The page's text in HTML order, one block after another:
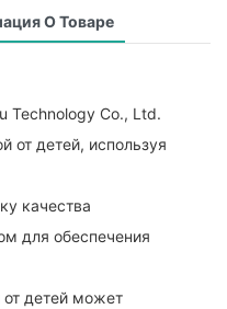
О Товаре
Technology Co., Ltd.
от детей, используя
качества
для обеспечения
от детей может